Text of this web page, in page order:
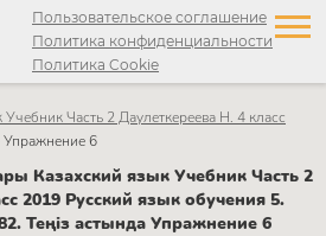
Пользовательское соглашение
Политика конфиденциальности
Политика Cookie
Учебник Часть 2 Даулеткереева Н. 4 класс
Упражнение 6
Казахский язык Учебник Часть 2
2019 Русский язык обучения 5.
Теңіз астында Упражнение 6